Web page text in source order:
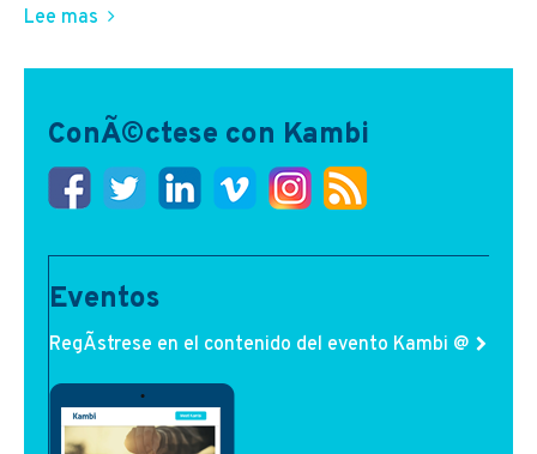
Lee mas
ConÃ©ctese con Kambi
Eventos
RegÃ­strese en el contenido del evento Kambi @